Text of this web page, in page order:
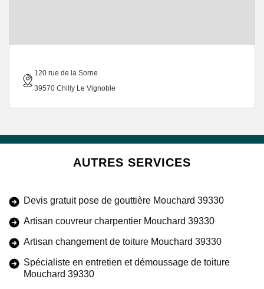
120 rue de la Sorne
39570 Chilly Le Vignoble
AUTRES SERVICES
Devis gratuit pose de gouttière Mouchard 39330
Artisan couvreur charpentier Mouchard 39330
Artisan changement de toiture Mouchard 39330
Spécialiste en entretien et démoussage de toiture
Mouchard 39330